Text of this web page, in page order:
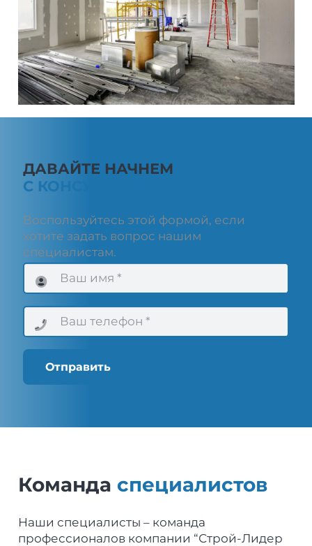
ДАВАЙТЕ НАЧНЕМ
С КОНСУЛЬТАЦИИ!
Воспользуйтесь этой формой, если
хотите задать вопрос нашим
специалистам.
Отправить
Команда специалистов
Наши специалисты – команда
профессионалов компании “Строй-Лидер